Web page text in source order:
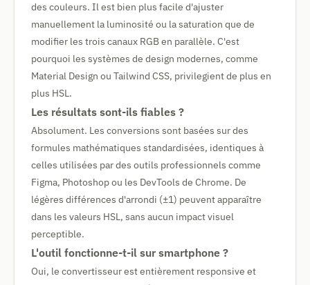
des couleurs. Il est bien plus facile d'ajuster
manuellement la luminosité ou la saturation que de
modifier les trois canaux RGB en parallèle. C'est
pourquoi les systèmes de design modernes, comme
Material Design ou Tailwind CSS, privilegient de plus en
plus HSL.
Les résultats sont-ils fiables ?
Absolument. Les conversions sont basées sur des
formules mathématiques standardisées, identiques à
celles utilisées par des outils professionnels comme
Figma, Photoshop ou les DevTools de Chrome. De
légères différences d'arrondi (±1) peuvent apparaître
dans les valeurs HSL, sans aucun impact visuel
perceptible.
L'outil fonctionne-t-il sur smartphone ?
Oui, le convertisseur est entièrement responsive et